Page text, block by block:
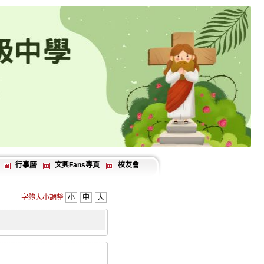
行事曆 文興Fans專頁 校友會
字體大小調整 小 中 大